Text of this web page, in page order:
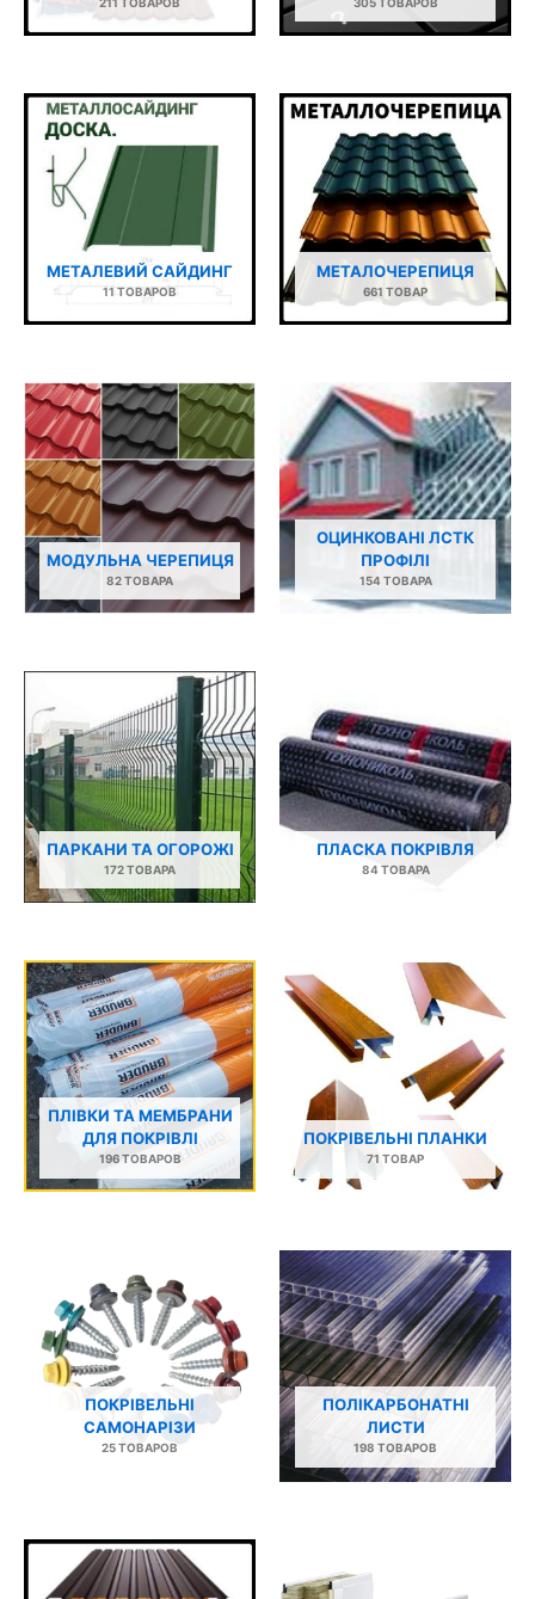
МЕТАЛЕВИЙ САЙДИНГ
11 ТОВАРОВ
МЕТАЛОЧЕРЕПИЦЯ
661 ТОВАР
МОДУЛЬНА ЧЕРЕПИЦЯ
82 ТОВАРА
ОЦИНКОВАНІ ЛСТК
ПРОФІЛІ
154 ТОВАРА
ПАРКАНИ ТА ОГОРОЖІ
172 ТОВАРА
ПЛАСКА ПОКРІВЛЯ
84 ТОВАРА
ПЛІВКИ ТА МЕМБРАНИ
ДЛЯ ПОКРІВЛІ
196 ТОВАРОВ
ПОКРІВЕЛЬНІ ПЛАНКИ
71 ТОВАР
ПОКРІВЕЛЬНІ
САМОНАРІЗИ
25 ТОВАРОВ
ПОЛІКАРБОНАТНІ
ЛИСТИ
198 ТОВАРОВ